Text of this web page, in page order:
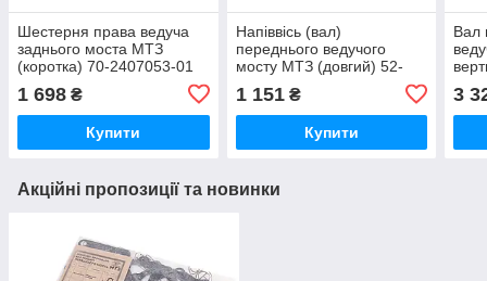
Шестерня права ведуча
заднього моста МТЗ
(коротка) 70-2407053-01
1 698 ₴
Купити
Напіввісь (вал)
переднього ведучого
мосту МТЗ (довгий) 52-
1 151₴
Купити
Вал
3
Акційні пропозиції та новинки